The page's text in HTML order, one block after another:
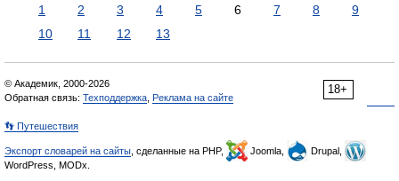
1 2 3 4 5 6 7 8
9
10
11 12 13
18+
© Академик, 2000-2026
Обратная связь: Техподдержка Реклама на сайте
👣 Путешествия
Экспорт словарей на сайты , сделанные на PHP, Joomla,
Drupal,
WordPress, MODx.